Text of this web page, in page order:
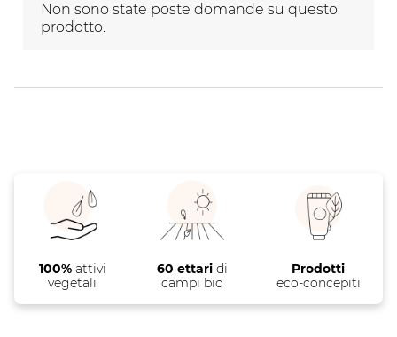
modulo
modulo
di
modulo
modulo
modulo
Non sono state poste domande su questo
prodotto.
100%attivi
vegetali
60 ettaridi
campi bio
Prodotti
eco-concepiti